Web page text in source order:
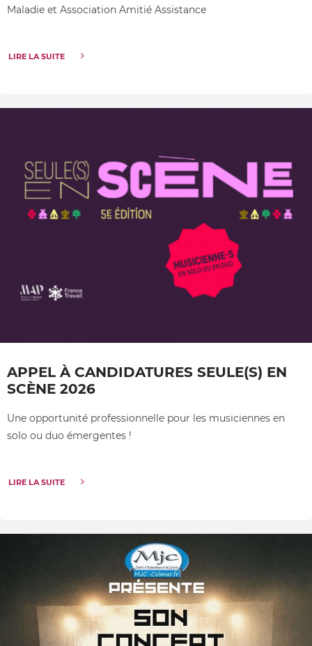
Maladie et Association Amitié Assistance
LIRE LA SUITE
APPEL À CANDIDATURES SEULE(S) EN
SCÈNE 2026
Une opportunité professionnelle pour les musiciennes en
solo ou duo émergentes !
LIRE LA SUITE